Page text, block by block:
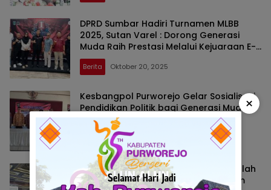
DPRD Sumbar Hadiri Turnamen MLBB
2025, Sutan Varel : Dorong Generasi
Muda Raih Prestasi Melalui Kejuaraan E-
Sport
Berita Oktober 20, 2025
Kesbangpol Purworejo Gelar Sosialisasi
Pendidikan Politik bagi Generasi Muda
Masyarakat Loano
September 21, 2025
Parlemen Tour Perdana, Muhidi: Sekolah
Politik dan Parlemen adalah Program
×